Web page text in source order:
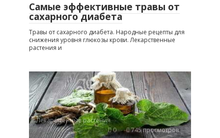
Самые эффективные травы от
сахарного диабета
Травы от сахарного диабета. Народные рецепты для
снижения уровня глюкозы крови. Лекарственные
растения и
Лекарственные растения
0
745 просмотров